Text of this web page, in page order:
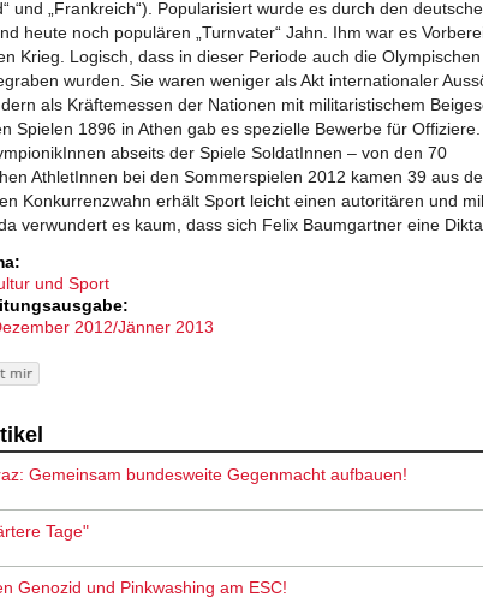
und „Frankreich“). Popularisiert wurde es durch den
heute noch populären „Turnvater“ Jahn. Ihm war es
Krieg. Logisch, dass in dieser Periode auch die
wurden. Sie waren weniger als Akt internationaler
als Kräftemessen der Nationen mit militaristischem
Spielen 1896 in Athen gab es spezielle Bewerbe für
abseits der Spiele SoldatInnen – von den 70
AthletInnen bei den Sommerspielen 2012 kamen 39 aus
Konkurrenzwahn erhält Sport leicht einen autoritären und
verwundert es kaum, dass sich Felix Baumgartner eine
und Sport
2012/Jänner 2013
Gemeinsam bundesweite Gegenmacht aufbauen!
Tage"
Genozid und Pinkwashing am ESC!